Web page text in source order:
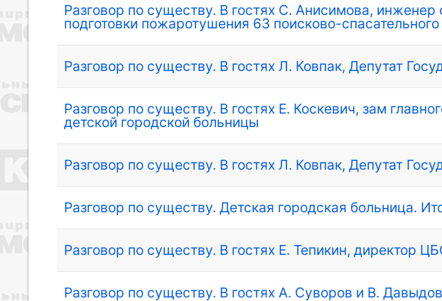
Разговор по существу. В гостях С. Анисимова,
подготовки пожаротушения 63 поисково-
Разговор по существу. В гостях Л. Ковпак, Депутат
Разговор по существу. В гостях Е. Коскевич, зам
детской городской больницы
Разговор по существу. В гостях Л. Ковпак, Депутат
Разговор по существу. Детская городская больница.
Разговор по существу. В гостях Е. Тепикин, директор
Разговор по существу. В гостях А. Суворов и В. Давыдов